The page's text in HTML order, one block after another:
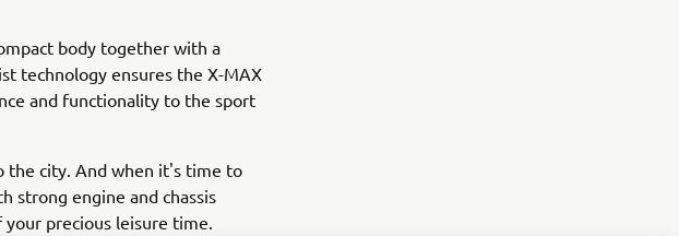
body together with a
technology ensures the X-MAX
and functionality to the sport
the city. And when it's time to
strong engine and chassis
precious leisure time.